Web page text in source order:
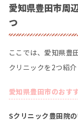
愛知県豊田市周
つ
ここでは、愛知県豊
クリニックを2つ紹介
愛知県豊田市のおす
Sクリニック豊田院